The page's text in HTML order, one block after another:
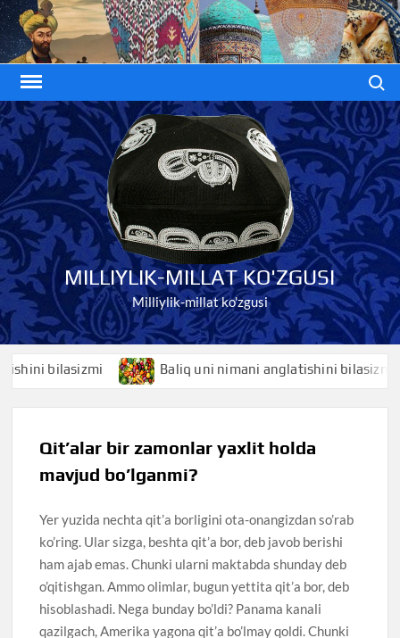
Skip
to
content
MILLIYLIK-MILLAT KO'ZGUSI
Milliylik-millat ko'zgusi
bilasizmi Baliq uni nimani anglatishini bilasizmi
Qit’alar bir zamonlar yaxlit holda
mavjud bo’lganmi?
Yer yuzida nechta qit’a borligini ota-onangizdan so’rab
ko’ring. Ular sizga, beshta qit’a bor, deb javob berishi
ham ajab emas. Chunki ularni maktabda shunday deb
o’qitishgan. Ammo olimlar, bugun yettita qit’a bor, deb
hisoblashadi. Nega bunday bo’ldi? Panama kanali
qazilgach, Amerika yagona qit’a bo’lmay qoldi. Chunki